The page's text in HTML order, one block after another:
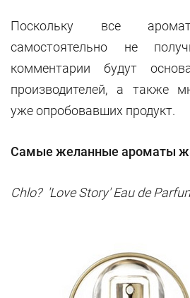
Поскольку все
самостоятельно не
комментарии будут
производителей, а также
уже опробовавших продукт.
Самые желанные ароматы
Chlo? 'Love Story' Eau de